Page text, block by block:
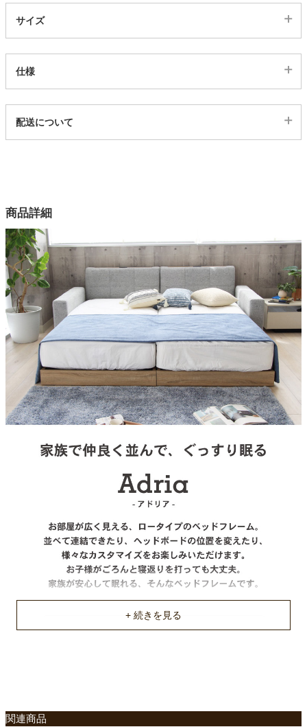
サイズ
仕様
4ss05004195
4色
張地
ファブリック（ポリエステル100%）、ブラックのみPVC
詰物
ウレタンフォーム
フレーム
プリント粧繊維板
ヘッドボード
ロータイプ
布床板
注意事項
フットボードは固定。左右へ取り付け変更不可。
約100Kg
約102x62x18(2個)/201x16x12/99x96x10(cm)
厚さ15cm以上のマットレスもしくはスプリングの入ったマット
配送について
商品詳細
関連商品